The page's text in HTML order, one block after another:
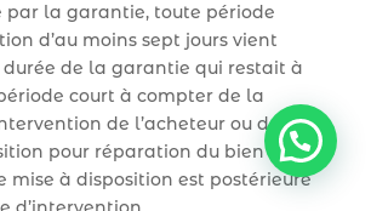
par la garantie, toute période
d’au moins sept jours vient
durée de la garantie qui restait à
court à compter de la
de l’acheteur ou de la
pour réparation du bien en
mise à disposition est postérieure